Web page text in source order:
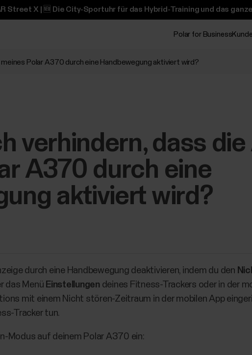
Street X | 🆕 Die City-Sportuhr für das Hybrid-Training und das
Polar for Business
Polar A370 durch eine Handbewegung aktiviert wird?
verhindern, dass
A370 durch eine
aktiviert wird?
durch eine Handbewegung deaktivieren, indem du den
das Menü Einstellungen deines Fitness-Trackers oder in der
mit einem Nicht stören-Zeitraum in der mobilen App
Tracker tun.
Modus auf deinem Polar A370 ein: